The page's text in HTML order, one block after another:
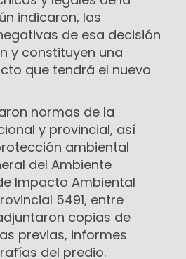
indicaron, las
de esa decisión
y constituyen una
que tendrá el nuevo
normas de la
y provincial, así
ambiental
del Ambiente
Impacto Ambiental
5491, entre
copias de
previas, informes
del predio.